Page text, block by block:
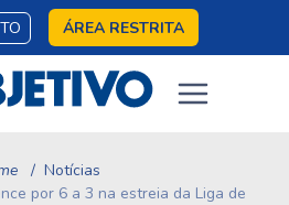
ÁREA RESTRITA
Notícias
por 6 a 3 na estreia da Liga de